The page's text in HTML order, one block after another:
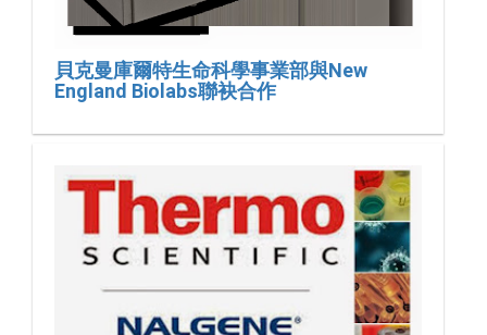
貝克曼庫爾特生命科學事業部與New
England Biolabs聯袂合作